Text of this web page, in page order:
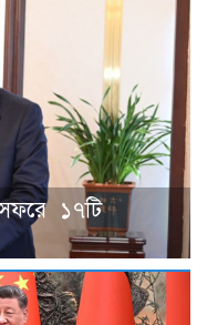
সফরে ১৭টি